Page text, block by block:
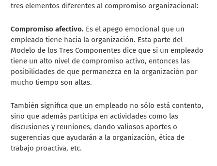
tres elementos diferentes al compromiso organizacional:
Compromiso afectivo. Es el apego emocional que un
empleado tiene hacia la organización. Esta parte del
Modelo de los Tres Componentes dice que si un empleado
tiene un alto nivel de compromiso activo, entonces las
posibilidades de que permanezca en la organización por
mucho tiempo son altas.
También significa que un empleado no sólo está contento,
sino que además participa en actividades como las
discusiones y reuniones, dando valiosos aportes o
sugerencias que ayudarán a la organización, ética de
trabajo proactiva, etc.